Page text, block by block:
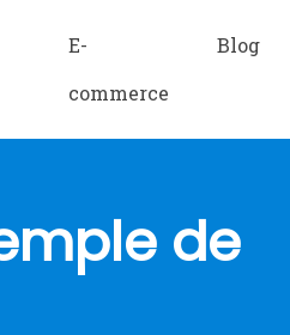
E-
commerce
Blog
de